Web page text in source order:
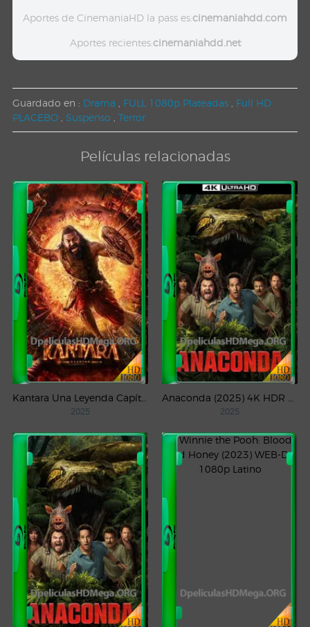
Aportes de CinemaniaHD la pass es:cinemaniahdd.com
Aportes recientes:cinemaniahdd.net
Guardado en : Drama FULL 1080p Plateadas
Full HD
PLACEBO
Suspenso Terror
Películas relacionadas
2025 2025